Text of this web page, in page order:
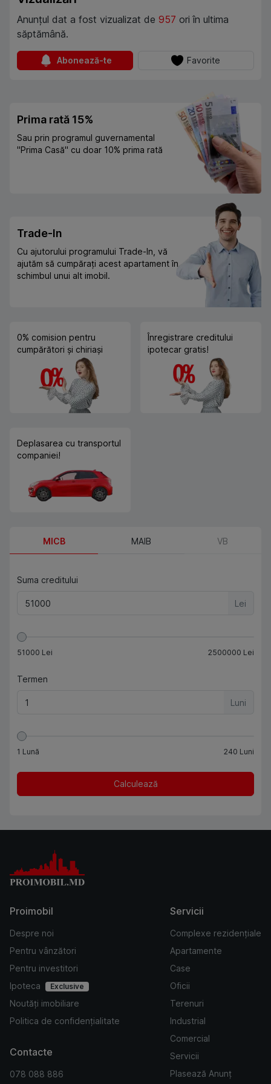
Anunțul dat a fost vizualizat de 957 ori în ultima
săptămână.
Abonează-te Favorite
Prima rată 15%
Sau prin programul guvernamental
"Prima Casă" cu doar 10% prima rată
Trade-In
Cu ajutorului programului Trade-In, vă
ajutăm să cumpărați acest apartament în
schimbul unui alt imobil.
0% comision pentru
cumpărători și chiriași
Înregistrare creditului
ipotecar gratis!
Deplasarea cu transportul
companiei!
MICB MAIB VB
Suma creditului
Lei
51000 Lei 2500000 Lei
Termen
Luni
1 Lună 240 Luni
Calculează
Proimobil
Despre noi
Pentru vânzători
Pentru investitori
Ipoteca
Exclusive
Noutăți imobiliare
Politica de confidențialitate
Servicii
Complexe rezidențiale
Apartamente
Case
Oficii
Terenuri
Industrial
Comercial
Servicii
Plasează Anunț
Contacte
078 088 886